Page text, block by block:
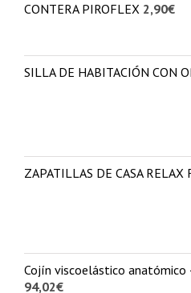
CONTERA PIROFLEX 2,90€
SILLA DE HABITACIÓN CON
ZAPATILLAS DE CASA RELAX
Cojín viscoelástico anatómico
94,02€